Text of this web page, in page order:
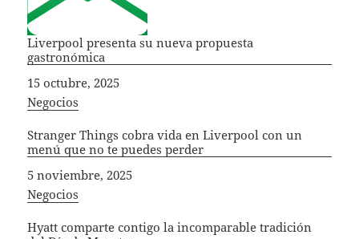
Liverpool presenta su nueva propuesta
gastronómica
Fecha
15 octubre, 2025
In relation to
Negocios
Stranger Things cobra vida en Liverpool con un
menú que no te puedes perder
Fecha
5 noviembre, 2025
In relation to
Negocios
Hyatt comparte contigo la incomparable tradición